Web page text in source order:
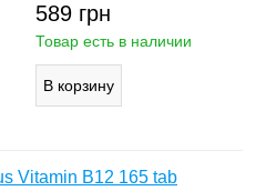
589 грн
Товар есть в наличии
Vitamin B12 165 tab